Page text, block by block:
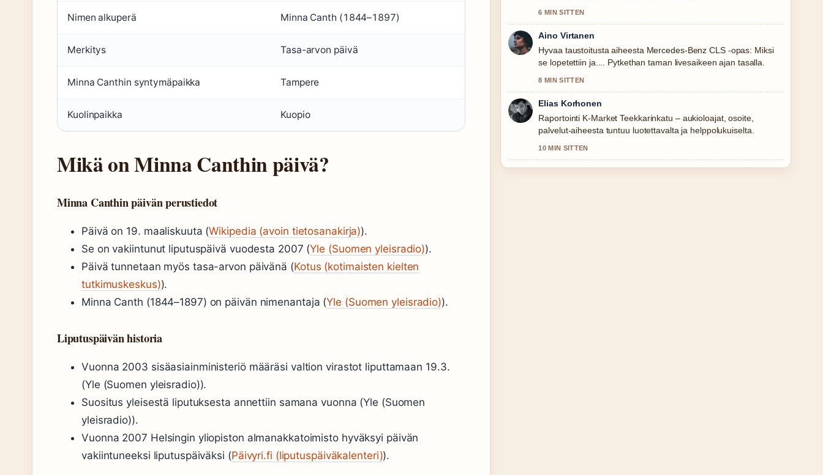
Nimen alkuperä Minna Canth (1844–1897)
Merkitys Tasa-arvon päivä
Minna Canthin syntymäpaikka Tampere
Kuolinpaikka Kuopio
Mikä on Minna Canthin päivä?
Minna Canthin päivän perustiedot
Päivä on 19. maaliskuuta (Wikipedia (avoin tietosanakirja)).
Se on vakiintunut liputuspäivä vuodesta 2007 (Yle (Suomen yleisradio)).
Päivä tunnetaan myös tasa-arvon päivänä (Kotus (kotimaisten kielten
tutkimuskeskus)).
Minna Canth (1844–1897) on päivän nimenantaja (Yle (Suomen yleisradio)).
Liputuspäivän historia
Vuonna 2003 sisäasiainministeriö määräsi valtion virastot liputtamaan 19.3.
(Yle (Suomen yleisradio)).
Suositus yleisestä liputuksesta annettiin samana vuonna (Yle (Suomen
yleisradio)).
Vuonna 2007 Helsingin yliopiston almanakkatoimisto hyväksyi päivän
vakiintuneeksi liputuspäiväksi (Päivyri.fi (liputuspäiväkalenteri)).
6 MIN SITTEN
Aino Virtanen
Hyvaa taustoitusta aiheesta Mercedes-Benz CLS -opas: Miksi
se lopetettiin ja.... Pytkethan taman livesaikeen ajan tasalla.
8 MIN SITTEN
Elias Korhonen
Raportointi K-Market Teekkarinkatu – aukioloajat, osoite,
palvelut-aiheesta tuntuu luotettavalta ja helppolukuiselta.
10 MIN SITTEN